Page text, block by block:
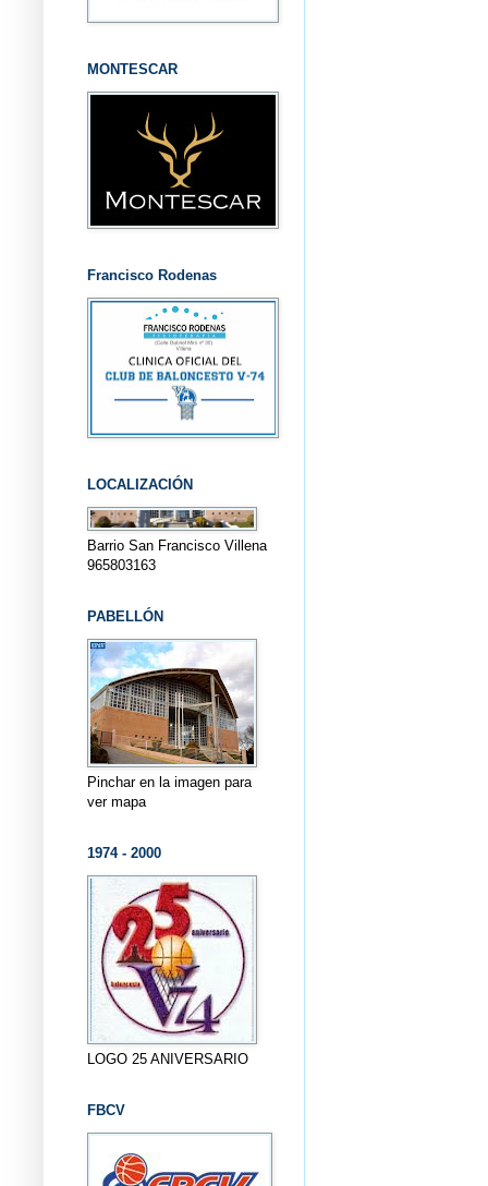
MONTESCAR
Francisco Rodenas
LOCALIZACIÓN
Barrio San Francisco Villena
965803163
PABELLÓN
Pinchar en la imagen para
ver mapa
1974 - 2000
LOGO 25 ANIVERSARIO
FBCV